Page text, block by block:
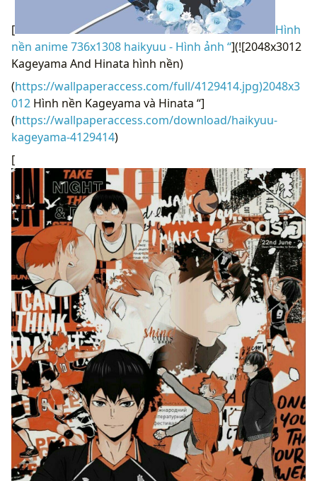
[
Hình
nền anime 736x1308 haikyuu - Hình ảnh “](![2048x3012
Kageyama And Hinata hình nền)
(https://wallpaperaccess.com/full/4129414.jpg)2048x3
012 Hình nền Kageyama và Hinata “]
(https://wallpaperaccess.com/download/haikyuu-
kageyama-4129414)
[